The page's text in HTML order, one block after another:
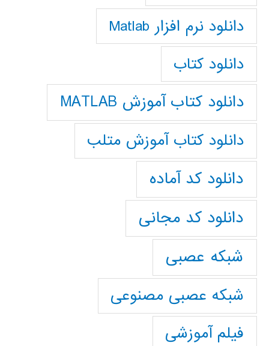
دانلود نرم افزار Matlab
دانلود کتاب
دانلود کتاب آموزش MATLAB
دانلود کتاب آموزش متلب
دانلود کد آماده
دانلود کد مجانی
شبکه عصبی
شبکه عصبی مصنوعی
فیلم آموزشی